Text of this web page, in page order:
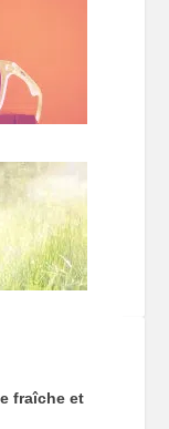
fraîche et